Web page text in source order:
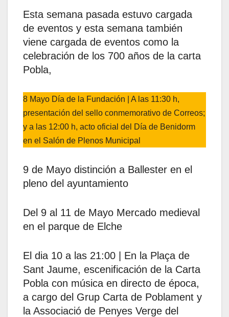
Esta semana pasada estuvo cargada
de eventos y esta semana también
viene cargada de eventos como la
celebración de los 700 años de la carta
Pobla,
8 Mayo Día de la Fundación | A las 11:30 h,
presentación del sello conmemorativo de Correos;
y a las 12:00 h, acto oficial del Día de Benidorm
en el Salón de Plenos Municipal
9 de Mayo distinción a Ballester en el
pleno del ayuntamiento
Del 9 al 11 de Mayo Mercado medieval
en el parque de Elche
El dia 10 a las 21:00 | En la Plaça de
Sant Jaume, escenificación de la Carta
Pobla con música en directo de época,
a cargo del Grup Carta de Poblament y
la Associació de Penyes Verge del